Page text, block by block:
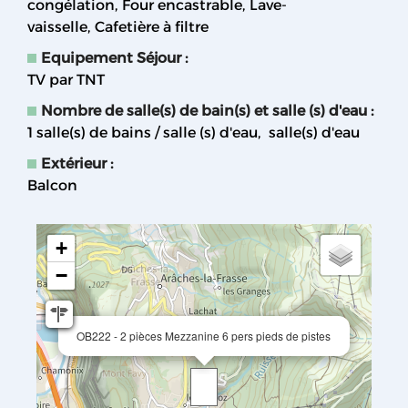
congélation Four encastrable Lave-
vaisselle Cafetière à filtre
Equipement Séjour:
TV par TNT
Nombre de salle(s) de bain(s) et salle (s) d'eau :
1 salle(s) de bains / salle (s) d'eau
salle(s) d'eau
Extérieur:
Balcon
OB222 - 2 pièces Mezzanine 6 pers pieds de pistes
+
−